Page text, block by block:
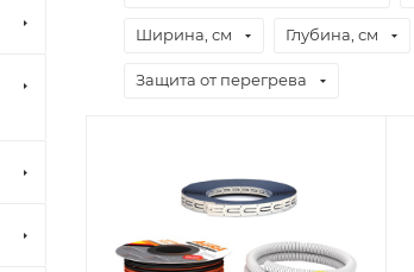
Ширина, см Глубина, см
Защита от перегрева